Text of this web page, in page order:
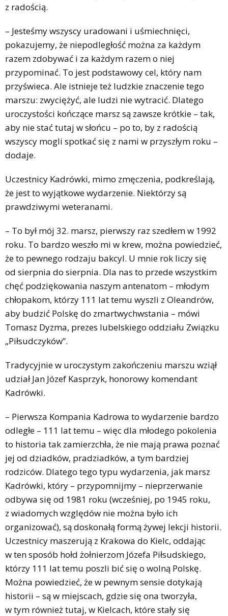
z radością.
– Jesteśmy wszyscy uradowani i uśmiechnięci,
pokazujemy, że niepodległość można za każdym
razem zdobywać i za każdym razem o niej
przypominać. To jest podstawowy cel, który nam
przyświeca. Ale istnieje też ludzkie znaczenie tego
marszu: zwyciężyć, ale ludzi nie wytracić. Dlatego
uroczystości kończące marsz są zawsze krótkie – tak,
aby nie stać tutaj w słońcu – po to, by z radością
wszyscy mogli spotkać się z nami w przyszłym roku –
dodaje.
Uczestnicy Kadrówki, mimo zmęczenia, podkreślają,
że jest to wyjątkowe wydarzenie. Niektórzy są
prawdziwymi weteranami.
– To był mój 32. marsz, pierwszy raz szedłem w 1992
roku. To bardzo weszło mi w krew, można powiedzieć,
że to pewnego rodzaju bakcyl. U mnie rok liczy się
od sierpnia do sierpnia. Dla nas to przede wszystkim
chęć podziękowania naszym antenatom – młodym
chłopakom, którzy 111 lat temu wyszli z Oleandrów,
aby budzić Polskę do zmartwychwstania – mówi
Tomasz Dyzma, prezes lubelskiego oddziału Związku
„Piłsudczyków”.
Tradycyjnie w uroczystym zakończeniu marszu wziął
udział Jan Józef Kasprzyk, honorowy komendant
Kadrówki.
– Pierwsza Kompania Kadrowa to wydarzenie bardzo
odległe – 111 lat temu – więc dla młodego pokolenia
to historia tak zamierzchła, że nie mają prawa poznać
jej od dziadków, pradziadków, a tym bardziej
rodziców. Dlatego tego typu wydarzenia, jak marsz
Kadrówki, który – przypomnijmy – nieprzerwanie
odbywa się od 1981 roku (wcześniej, po 1945 roku,
z wiadomych względów nie można było ich
organizować), są doskonałą formą żywej lekcji historii.
Uczestnicy maszerują z Krakowa do Kielc, oddając
w ten sposób hołd żołnierzom Józefa Piłsudskiego,
którzy 111 lat temu poszli bić się o wolną Polskę.
Można powiedzieć, że w pewnym sensie dotykają
historii – są w miejscach, gdzie się ona tworzyła,
w tym również tutaj, w Kielcach, które stały się